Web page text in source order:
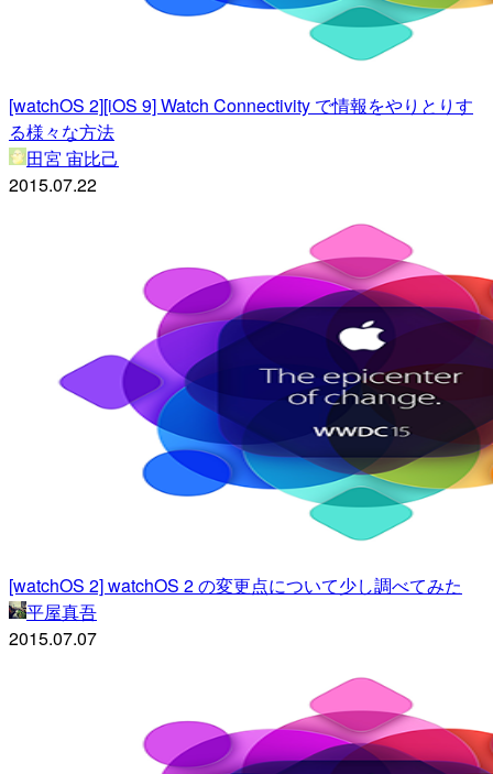
[watchOS 2][iOS 9] Watch Connectivity で情報をやりとりす
る様々な方法
田宮 宙比己
2015.07.22
[watchOS 2] watchOS 2 の変更点について少し調べてみた
平屋真吾
2015.07.07